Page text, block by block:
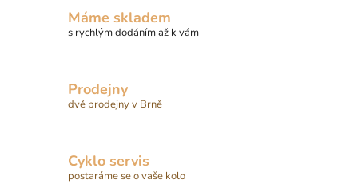
Máme skladem
s rychlým dodáním až k vám
Prodejny
dvě prodejny v Brně
Cyklo servis
postaráme se o vaše kolo